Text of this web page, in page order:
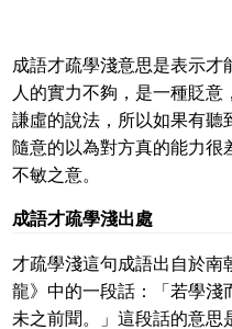
成語才疏學淺意思是表示才
人的實力不夠，是一種貶
謙虛的說法，所以如果有聽
隨意的以為對方真的能力很
不敏之意。
成語才疏學淺出處
才疏學淺這句成語出自於南
龍》中的一段話：「若學淺
未之前聞。」這段話的意思